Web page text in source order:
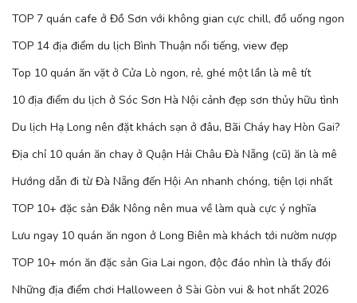
TOP 7 quán cafe ở Đồ Sơn với không gian cực chill, đồ uống ngon
TOP 14 địa điểm du lịch Bình Thuận nổi tiếng, view đẹp
Top 10 quán ăn vặt ở Cửa Lò ngon, rẻ, ghé một lần là mê tít
10 địa điểm du lịch ở Sóc Sơn Hà Nội cảnh đẹp sơn thủy hữu tình
Du lịch Hạ Long nên đặt khách sạn ở đâu, Bãi Cháy hay Hòn Gai?
Địa chỉ 10 quán ăn chay ở Quận Hải Châu Đà Nẵng (cũ) ăn là mê
Hướng dẫn đi từ Đà Nẵng đến Hội An nhanh chóng, tiện lợi nhất
TOP 10+ đặc sản Đắk Nông nên mua về làm quà cực ý nghĩa
Lưu ngay 10 quán ăn ngon ở Long Biên mà khách tới nườm nượp
TOP 10+ món ăn đặc sản Gia Lai ngon, độc đáo nhìn là thấy đói
Những địa điểm chơi Halloween ở Sài Gòn vui & hot nhất 2026